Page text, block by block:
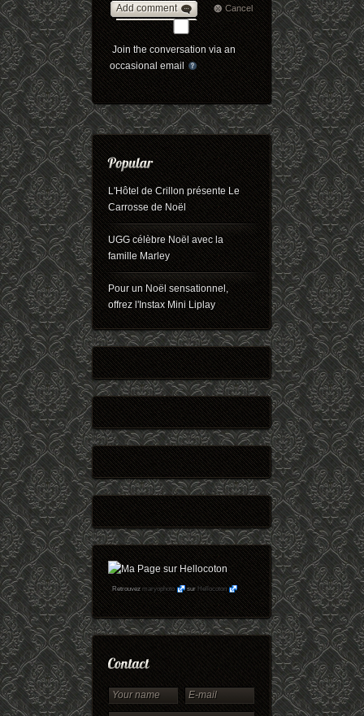
Add comment Cancel
Join the conversation via an
occasional email
L'Hôtel de Crillon présente Le
Carrosse de Noël
UGG célèbre Noël avec la
famille Marley
Pour un Noël sensationnel,
offrez l'Instax Mini Liplay
Retrouvezmaryophoto surHellocoton